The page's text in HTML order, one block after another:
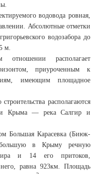
водовода ровная,
Абсолютные отметки
водозабора до
м.
отношении располагает
приуроченным к
имеющим площадное
располагаются
Крыма — река Салгир и
Большая Карасевка (Биюк-
большую в Крыму речную
и 14 его притоков,
равна 923км. Площадь